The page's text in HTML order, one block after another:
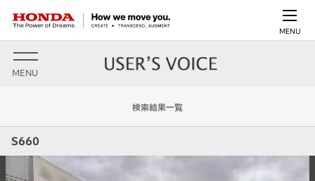
MENU
MENU
検索結果一覧
S660